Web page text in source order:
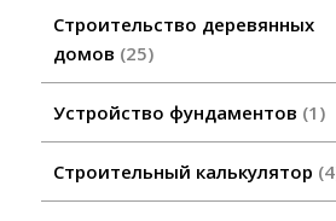
Строительство деревянных
домов 25
Устройство фундаментов 1
Строительный калькулятор 4